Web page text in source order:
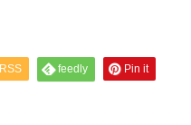
RSS feedly Pin it